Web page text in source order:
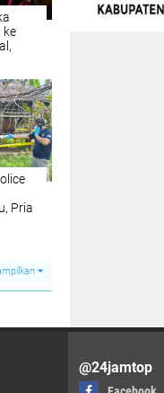
ke
Pria
@24jamtop